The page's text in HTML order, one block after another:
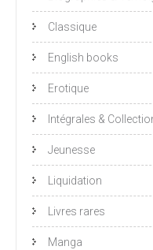
Classique
English books
Erotique
Intégrales &
Jeunesse
Liquidation
Livres rares
Manga